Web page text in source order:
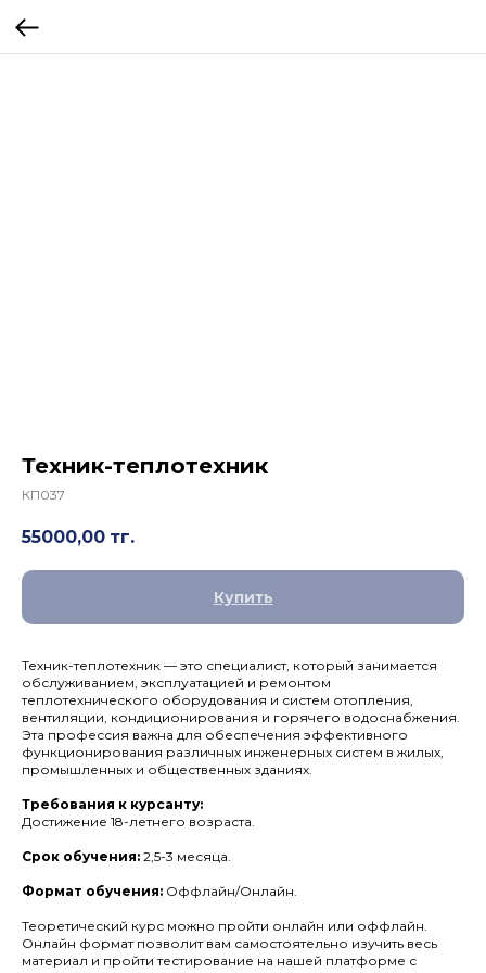
Техник-теплотехник
КП037
55000,00 тг.
Купить
Техник-теплотехник — это специалист, который занимается
обслуживанием, эксплуатацией и ремонтом
теплотехнического оборудования и систем отопления,
вентиляции, кондиционирования и горячего водоснабжения.
Эта профессия важна для обеспечения эффективного
функционирования различных инженерных систем в жилых,
промышленных и общественных зданиях.
Требования к курсанту:
Достижение 18-летнего возраста.
Срок обучения: 2,5-3 месяца.
Формат обучения: Оффлайн/Онлайн.
Теоретический курс можно пройти онлайн или оффлайн.
Онлайн формат позволит вам самостоятельно изучить весь
материал и пройти тестирование на нашей платформе с